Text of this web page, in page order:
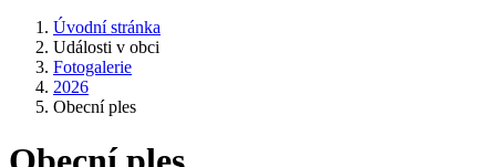
Úvodní stránka
Události v obci
Fotogalerie
2026
Obecní ples